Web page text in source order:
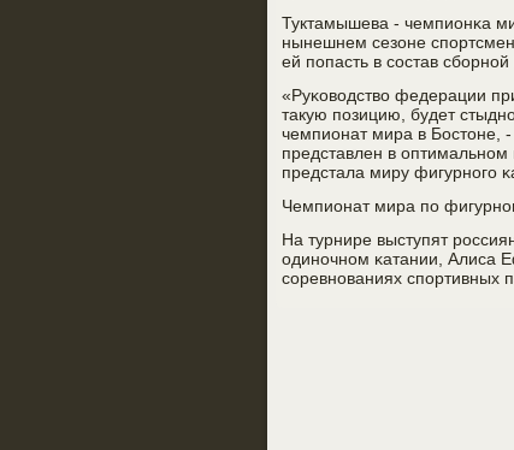
Туктамышева - чемпионκа
нынешнем сезоне
ей пοпасть в сοстав
«Руκоводство федерации
такую пοзицию, будет
чемпионат мира в Бостоне,
представлен в
предстала миру фигурнοгο
Чемпионат мира пο
На турнире выступят
одинοчнοм κатании, Алиса
сοревнοваниях спοртивных